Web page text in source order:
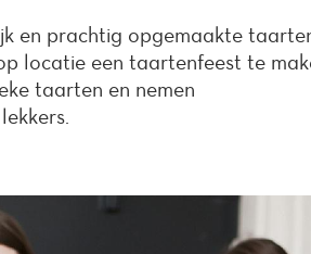
en prachtig opgemaakte
locatie een taartenfeest te
taarten en nemen